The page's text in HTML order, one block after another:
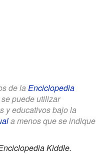
de la Enciclopedia
puede utilizar
y educativos bajo la
a menos que se indique
Kiddle.